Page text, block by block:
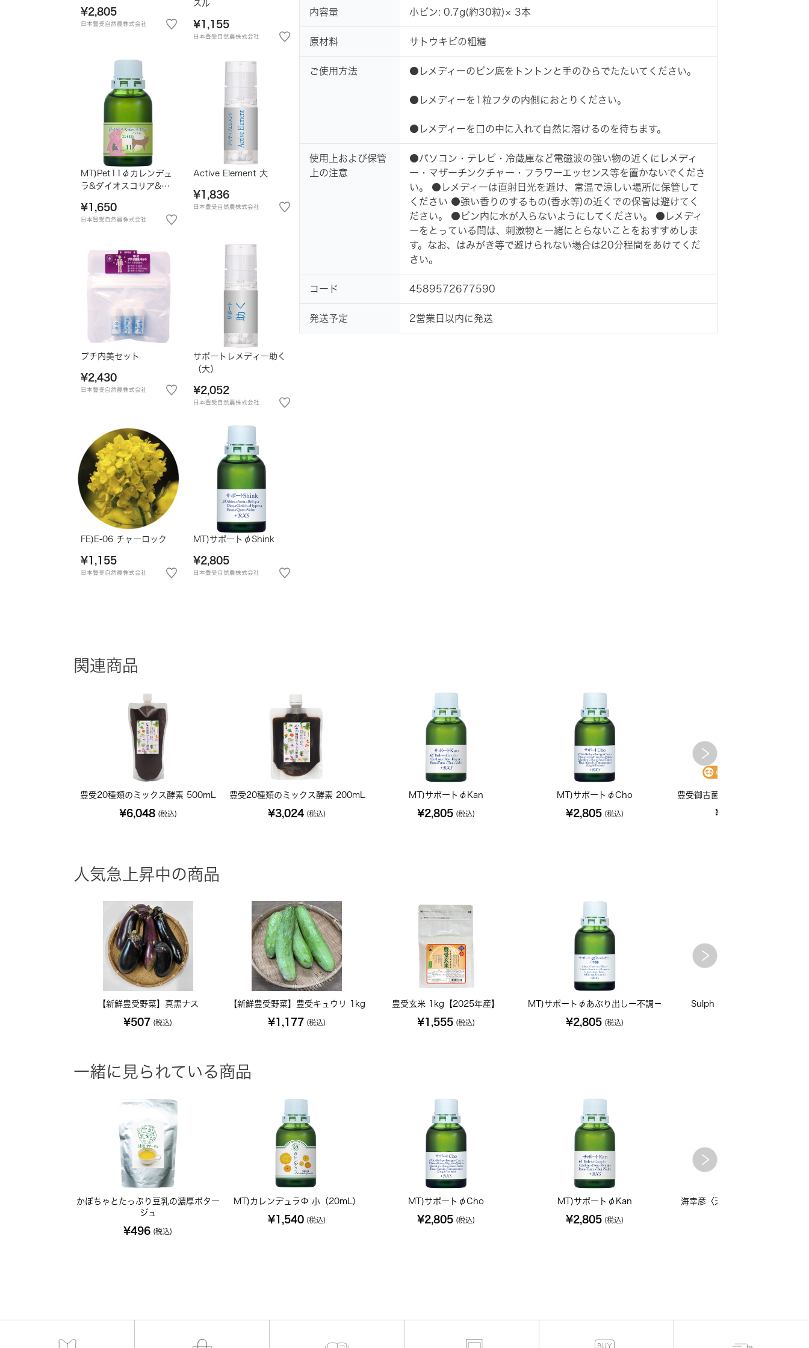
¥2,805
日本豊受自然農株式会社
スル
¥1,155
日本豊受自然農株式会社
MT)Pet11φカレンデュ
ラ&ダイオスコリア&ア
¥1,650
日本豊受自然農株式会社
Active Element 大
¥1,836
日本豊受自然農株式会社
プチ内美セット
¥2,430
日本豊受自然農株式会社
サポートレメディー助く
（大）
¥2,052
日本豊受自然農株式会社
FE)E-06 チャーロック
¥1,155
日本豊受自然農株式会社
MT)サポートφShink
¥2,805
日本豊受自然農株式会社
内容量 小ビン: 0.7g(約30粒)× 3本
原材料 サトウキビの粗糖
ご使用方法 ●レメディーのビン底をトントンと手のひらでたたいてください。
●レメディーを1粒フタの内側におとりください。
●レメディーを口の中に入れて自然に溶けるのを待ちます。
使用上および保管
上の注意
●パソコン・テレビ・冷蔵庫など電磁波の強い物の近くにレメディ
ー・マザーチンクチャー・フラワーエッセンス等を置かないでくださ
い。 ●レメディーは直射日光を避け、常温で涼しい場所に保管して
ください ●強い香りのするもの(香水等)の近くでの保管は避けてく
ださい。 ●ビン内に水が入らないようにしてください。 ●レメディ
ーをとっている間は、刺激物と一緒にとらないことをおすすめしま
す。なお、はみがき等で避けられない場合は20分程間をあけてくだ
さい。
コード 4589572677590
発送予定 2営業日以内に発送
関連商品
豊受20種類のミックス酵素 500mL
¥6,048 (税込)
豊受20種類のミックス酵素 200mL
¥3,024 (税込)
MT)サポートφKan
¥2,805 (税込)
MT)サポートφCho
¥2,805 (税込)
豊受御古菌B低臭タイプ（500ml
¥7,700
人気急上昇中の商品
【新鮮豊受野菜】真黒ナス
¥507 (税込)
【新鮮豊受野菜】豊受キュウリ 1kg
¥1,177 (税込)
豊受玄米 1kg【2025年産】
¥1,555 (税込)
MT)サポートφあぶり出しー不調－
¥2,805 (税込)
Sulph ソーファー 200C 小
一緒に見られている商品
かぼちゃとたっぷり豆乳の濃厚ポター
ジュ
¥496 (税込)
MT)カレンデュラΦ 小（20mL）
¥1,540 (税込)
MT)サポートφCho
¥2,805 (税込)
MT)サポートφKan
¥2,805 (税込)
海幸彦〈天然スポーツドリンク〉